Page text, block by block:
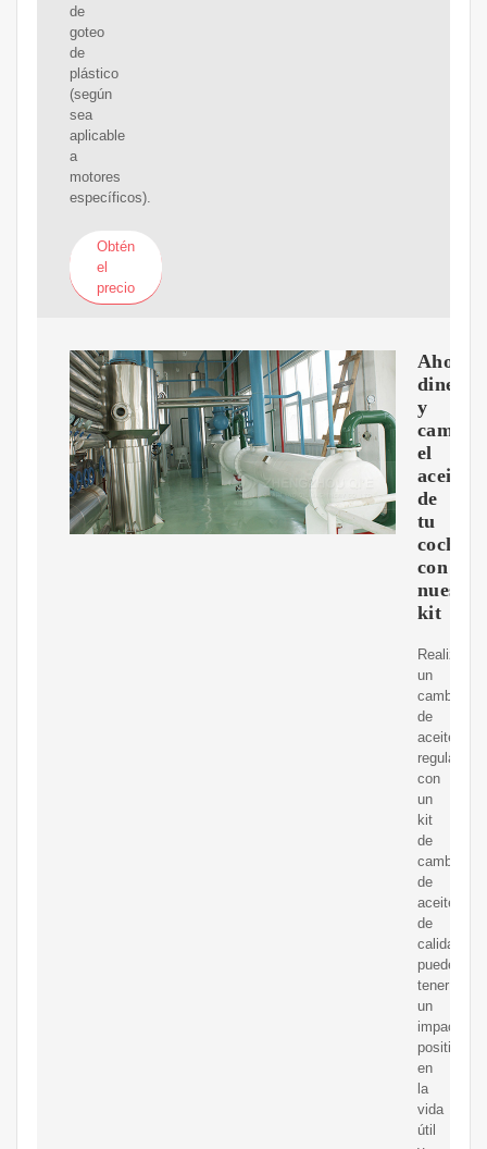
de
goteo
de
plástico
(según
sea
aplicable
a
motores
específicos).
Obtén
el
precio
Ahorra
dinero
y
cambia
el
aceite
de
tu
coche
con
nuestro
kit
Realizar
un
cambio
de
aceite
con
un
kit
de
cambio
de
aceite
de
calidad
puede
tener
un
impacto
positivo
en
la
vida
útil